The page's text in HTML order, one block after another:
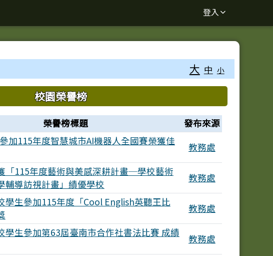
登入
大 中 小
校園榮譽榜
榮譽榜標題 發布來源
加115年度智慧城市AI機器人全國賽榮獲佳
教務處
「115年度藝術與美感深耕計畫─學校藝術
輔導訪視計畫」績優學校
教務處
學生參加115年度「Cool English英聽王比
教務處
學生參加第63屆臺南市合作社書法比賽 成績
教務處